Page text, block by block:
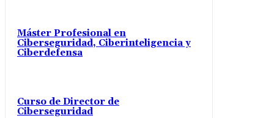
Máster Profesional en
Ciberseguridad, Ciberinteligencia y
Ciberdefensa
Curso de Director de
Ciberseguridad